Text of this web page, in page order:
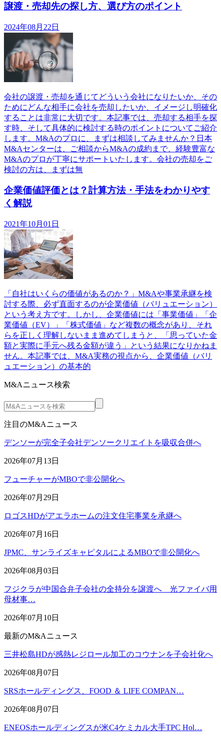
譲渡・売却先の探し方、選び方のポイント
2024年08月22日
会社の譲渡・売却を通じてどういう会社になりたいか、その
ためにどんな相手に会社を売却したいか、イメージし明確化
することは非常に大切です。本記事では、売却する相手を探
す時、そして具体的に検討する時のポイントについてご紹介
します。M&Aのプロに、まずは相談してみませんか？日本
M&Aセンターは、ご相談からM&Aの成約まで、経験豊富な
M&Aのプロが丁寧にサポートいたします。会社の売却をご
検討の方は、まずは無
企業価値評価とは？計算方法・手法をわかりやす
く解説
2021年10月01日
「自社はいくらの価値があるのか？」M&Aや事業承継を検
討する際、必ず直面するのが企業価値（バリュエーション）
という考え方です。しかし、企業価値には「事業価値」「企
業価値（EV）」「株式価値」など複数の概念があり、それ
らを正しく理解しないまま進めてしまうと、「思っていた金
額と実際に手元へ残る金額が違う」という結果になりかねま
せん。本記事では、M&A実務の視点から、企業価値（バリ
ュエーション）の基本的
M&Aニュース検索
注目のM&Aニュース
デンソーが完全子会社デンソークリエイトを吸収合併へ
2026年07月13日
フューチャーがMBOで非公開化へ
2026年07月29日
ロゴスHDがアエラホームの注文住宅事業を承継へ
2026年07月16日
JPMC、サンライズキャピタルによるMBOで非公開化へ
2026年08月03日
フジクラが中国合弁子会社の全持分を譲渡へ 光ファイバ用
母材事…
2026年07月10日
最新のM&Aニュース
三井松島HDが感熱レジロール加工のコウナンを子会社化へ
2026年08月07日
SRSホールディングス、FOOD ＆ LIFE COMPAN…
2026年08月07日
ENEOSホールディングスが米C4ケミカル大手TPC Hol…